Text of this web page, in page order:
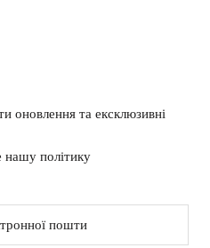
оновлення та ексклюзивні
політику